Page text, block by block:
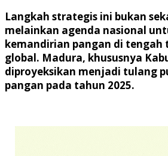
Langkah strategis ini bukan
melainkan agenda nasional
kemandirian pangan di tengah
global. Madura, khususnya
diproyeksikan menjadi tulang
pangan pada tahun 2025.